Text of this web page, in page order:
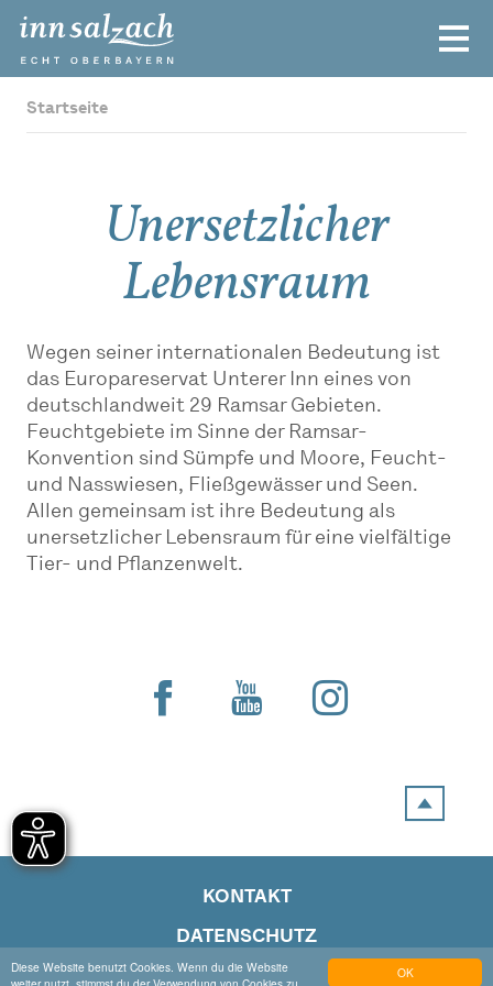
OK
Diese Website benutzt Cookies. Wenn du die Website
Startseite
Unersetzlicher
Lebensraum
Wegen seiner internationalen Bedeutung ist
das Europareservat Unterer Inn eines von
deutschlandweit 29 Ramsar Gebieten.
Feuchtgebiete im Sinne der Ramsar-
Konvention sind Sümpfe und Moore, Feucht-
und Nasswiesen, Fließgewässer und Seen.
Allen gemeinsam ist ihre Bedeutung als
unersetzlicher Lebensraum für eine vielfältige
Tier- und Pflanzenwelt.
KONTAKT
DATENSCHUTZ
IMPRESSUM